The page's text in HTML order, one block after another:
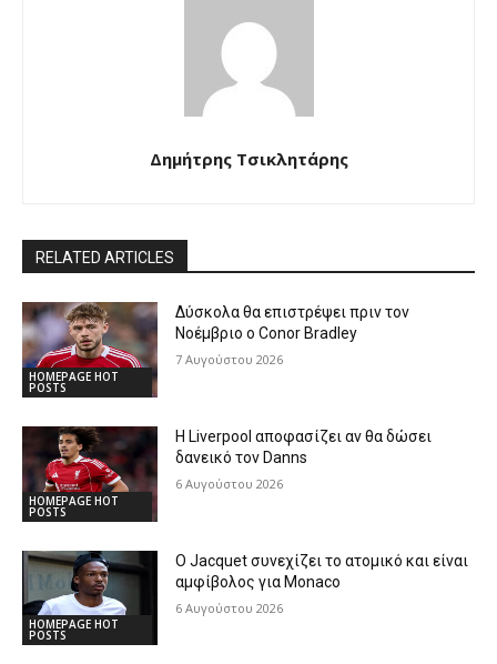
Δημήτρης Τσικλητάρης
RELATED ARTICLES
HOMEPAGE HOT
POSTS
Δύσκολα θα επιστρέψει πριν τον
Νοέμβριο ο Conor Bradley
7 Αυγούστου 2026
HOMEPAGE HOT
POSTS
Η Liverpool αποφασίζει αν θα δώσει
δανεικό τον Danns
6 Αυγούστου 2026
HOMEPAGE HOT
POSTS
Ο Jacquet συνεχίζει το ατομικό και είναι
αμφίβολος για Monaco
6 Αυγούστου 2026